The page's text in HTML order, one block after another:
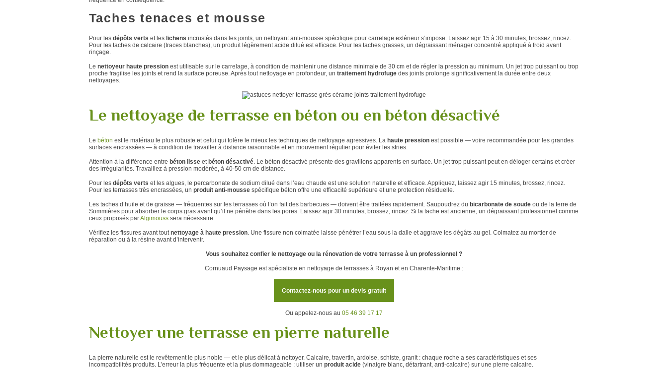
Taches tenaces et mousse
Pour les dépôts verts et les lichens incrustés dans les joints, un nettoyant anti-mousse spécifique pour carrelage extérieur s’impose. Laissez agir 15 à 30 minutes, brossez, rincez.
Pour les taches de calcaire (traces blanches), un produit légèrement acide dilué est efficace. Pour les taches grasses, un dégraissant ménager concentré appliqué à froid avant
rinçage.
Le nettoyeur haute pressionest utilisable sur le carrelage, à condition de maintenir une distance minimale de 30 cm et de régler la pression au minimum. Un jet trop puissant ou trop
proche fragilise les joints et rend la surface poreuse. Après tout nettoyage en profondeur, un traitement hydrofugedes joints prolonge significativement la durée entre deux
nettoyages.
Le nettoyage de terrasse en béton ou en béton désactivé
Le béton est le matériau le plus robuste et celui qui tolère le mieux les techniques de nettoyage agressives. La haute pressionest possible — voire recommandée pour les grandes
surfaces encrassées — à condition de travailler à distance raisonnable et en mouvement régulier pour éviter les stries.
Attention à la différence entre béton lisseet béton désactivé. Le béton désactivé présente des gravillons apparents en surface. Un jet trop puissant peut en déloger certains et créer
des irrégularités. Travaillez à pression modérée, à 40-50 cm de distance.
Pour les dépôts verts et les algues, le percarbonate de sodium dilué dans l’eau chaude est une solution naturelle et efficace. Appliquez, laissez agir 15 minutes, brossez, rincez.
Pour les terrasses très encrassées, un produit anti-moussespécifique béton offre une efficacité supérieure et une protection résiduelle.
Les taches d’huile et de graisse — fréquentes sur les terrasses où l’on fait des barbecues — doivent être traitées rapidement. Saupoudrez du bicarbonate de soudeou de la terre de
Sommières pour absorber le corps gras avant qu’il ne pénètre dans les pores. Laissez agir 30 minutes, brossez, rincez. Si la tache est ancienne, un dégraissant professionnel comme
ceux proposés parAlgimousssera nécessaire.
Vérifiez les fissures avant toutnettoyage à haute pression. Une fissure non colmatée laisse pénétrer l’eau sous la dalle et aggrave les dégâts au gel. Colmatez au mortier de
réparation ou à la résine avant d’intervenir.
Vous souhaitez confier le nettoyage ou la rénovation de votre terrasse à un professionnel ?
Cornuaud Paysage est spécialiste en nettoyage de terrasses à Royan et en Charente-Maritime :
Contactez-nous pour un devis gratuit
Ou appelez-nous au 05 46 39 17 17
Nettoyer une terrasse en pierre naturelle
La pierre naturelle est le revêtement le plus noble — et le plus délicat à nettoyer. Calcaire, travertin, ardoise, schiste, granit : chaque roche a ses caractéristiques et ses
incompatibilités produits. L’erreur la plus fréquente et la plus dommageable : utiliser un produit acide(vinaigre blanc, détartrant, anti-calcaire) sur une pierre calcaire.